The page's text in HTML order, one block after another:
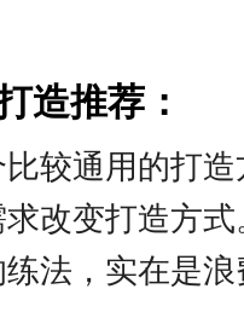
造推荐：
通用的打造
改变打造方
法，实在是